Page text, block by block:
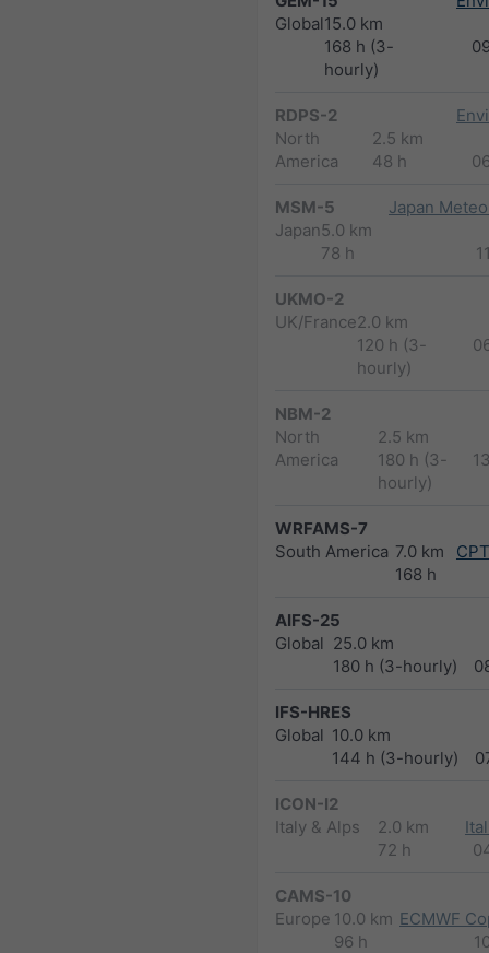
Global15.0 km
168 h (3-
hourly)
RDPS-2
North
America
2.5 km
48 h
MSM-5
Japan5.0 km
78 h
Japan
UKMO-2
UK/France2.0 km
120 h (3-
hourly)
NBM-2
North
America
2.5 km
180 h (3-
hourly)
WRFAMS-7
South America 7.0 km
168 h
AIFS-25
Global 25.0 km
180 h (3-hourly)
IFS-HRES
Global 10.0 km
144 h (3-hourly)
ICON-I2
Italy & Alps
2.0 km
72 h
CAMS-10
Europe 10.0 km
96 h
ECMWF